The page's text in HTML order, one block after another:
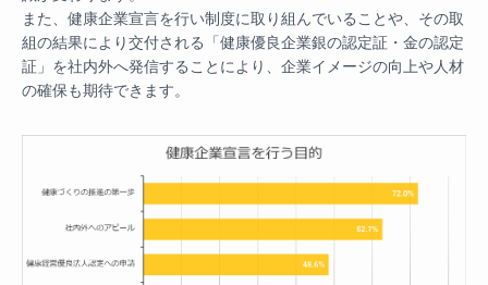
また、健康企業宣言を行い制度に取り組んでいることや、その取
組の結果により交付される「健康優良企業銀の認定証・金の認定
証」を社内外へ発信することにより、企業イメージの向上や人材
の確保も期待できます。